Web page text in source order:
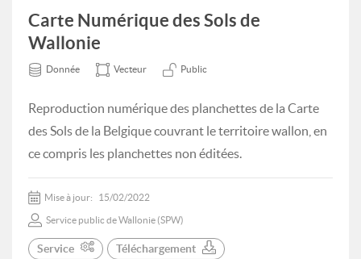
Carte Numérique des Sols de
Wallonie
Donnée Vecteur Public
Reproduction numérique des planchettes de la Carte
des Sols de la Belgique couvrant le territoire wallon, en
ce compris les planchettes non éditées.
Mise à jour: 15/02/2022
Service public de Wallonie (SPW)
Service Téléchargement